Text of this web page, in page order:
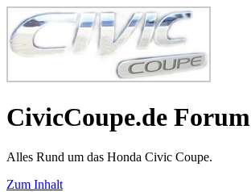
CivicCoupe.de Forum
Alles Rund um das Honda Civic Coupe.
Zum Inhalt